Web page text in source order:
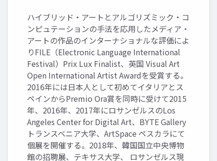
ハイブリッド・アートとアルゴリズミック・コ
ンピュテーションの手法を応用したメディア・
アートの作品のインターナショナルな評価によ
りFILE（Electronic Language International
Festival）Prix Lux Finalist、英国 Visual Art
Open International Artist Awardを受賞する。
2016年には日本人として初めてイタリアとス
ペインからPremio Ora賞を同時に受けて2015
年、2016年、2017年にロサンゼルスのLos
Angeles Center for Digital Art、BYTE Gallery
トランスベニア大学、ArtSpace ペスカラにて
個展を開催する。2018年、韓国国立中央博物
館の招聘展、テキサス大学、 ロサンゼルス現